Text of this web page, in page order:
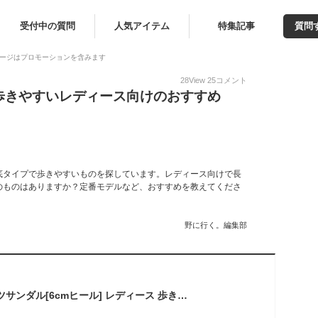
受付中の質問 人気アイテム 特集記事 質問
ジはプロモーションを含みます
28View 25コメント
やすいレディース向けのおすすめ
イプで歩きやすいものを探しています。レディース向けで長
のはありますか？定番モデルなど、おすすめを教えてくださ
野に行く。編集部
[メヌエ] 厚底 スポーツサンダル[6cmヒール] レディース 歩きやすい スポサン スニーカーサンダル メッシュ 4020 M(23.0～23.5cm)